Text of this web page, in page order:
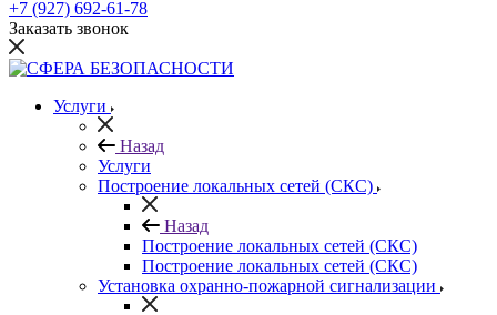
+7 (927) 692-61-78
Заказать звонок
Услуги
Назад
Услуги
Построение локальных сетей (СКС)
Назад
Построение локальных сетей (СКС)
Построение локальных сетей (СКС)
Установка охранно-пожарной сигнализации